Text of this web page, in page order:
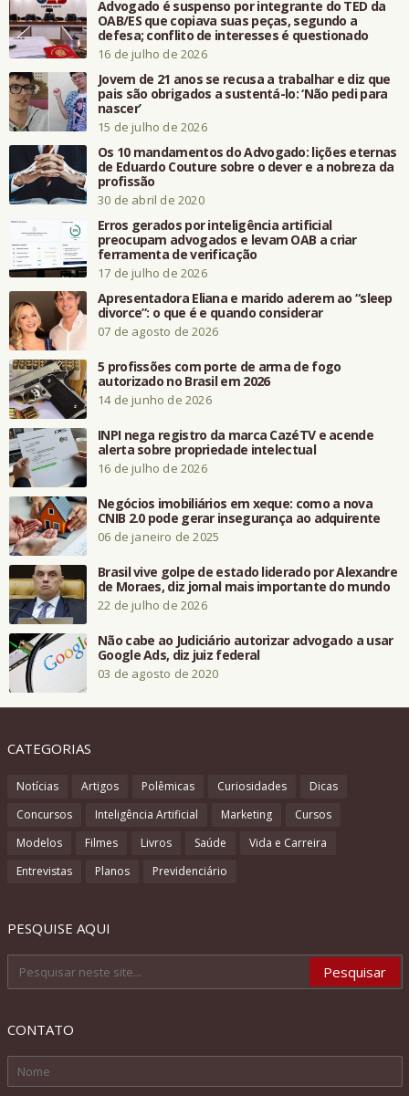
Advogado é suspenso por integrante do TED da
OAB/ES que copiava suas peças, segundo a
defesa; conflito de interesses é questionado
16 de julho de 2026
Jovem de 21 anos se recusa a trabalhar e diz que
pais são obrigados a sustentá-lo: ‘Não pedi para
nascer’
15 de julho de 2026
Os 10 mandamentos do Advogado: lições eternas
de Eduardo Couture sobre o dever e a nobreza da
profissão
30 de abril de 2020
Erros gerados por inteligência artificial
preocupam advogados e levam OAB a criar
ferramenta de verificação
17 de julho de 2026
Apresentadora Eliana e marido aderem ao “sleep
divorce”: o que é e quando considerar
07 de agosto de 2026
5 profissões com porte de arma de fogo
autorizado no Brasil em 2026
14 de junho de 2026
INPI nega registro da marca CazéTV e acende
alerta sobre propriedade intelectual
16 de julho de 2026
Negócios imobiliários em xeque: como a nova
CNIB 2.0 pode gerar insegurança ao adquirente
06 de janeiro de 2025
Brasil vive golpe de estado liderado por Alexandre
de Moraes, diz jornal mais importante do mundo
22 de julho de 2026
Não cabe ao Judiciário autorizar advogado a usar
Google Ads, diz juiz federal
03 de agosto de 2020
CATEGORIAS
Notícias Artigos Polêmicas Curiosidades
Dicas
Concursos
Inteligência Artificial Marketing
Cursos
Modelos
Filmes Livros Saúde
Vida e Carreira
Entrevistas
Planos Previdenciário
PESQUISE AQUI
CONTATO